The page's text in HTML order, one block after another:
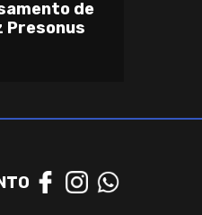
de
Presonus